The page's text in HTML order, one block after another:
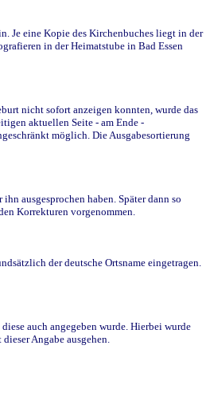
Je eine Kopie des Kirchenbuches liegt in der
in der Heimatstube in Bad Essen
nicht sofort anzeigen konnten, wurde das
aktuellen Seite - am Ende -
möglich. Die Ausgabesortierung
ausgesprochen haben. Später dann so
Korrekturen vorgenommen.
der deutsche Ortsname eingetragen.
auch angegeben wurde. Hierbei wurde
Angabe ausgehen.